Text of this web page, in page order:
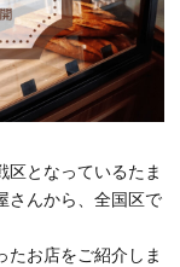
区となっているたま
さんから、全国区で
たお店をご紹介しま